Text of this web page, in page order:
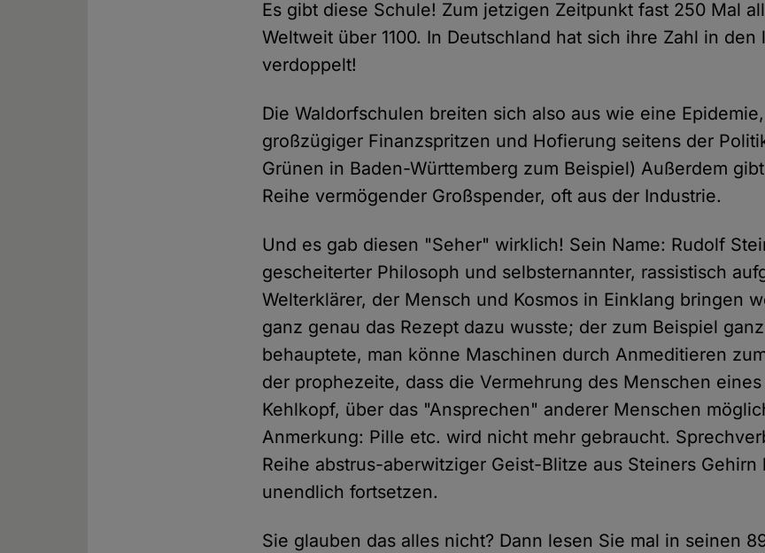
Es gibt diese Schule! Zum jetzigen Zeitpunkt fast 250 Mal
Weltweit über 1100. In Deutschland hat sich ihre Zahl in
verdoppelt!
Die Waldorfschulen breiten sich also aus wie eine
großzügiger Finanzspritzen und Hofierung seitens der
Grünen in Baden-Württemberg zum Beispiel) Außerdem
Reihe vermögender Großspender, oft aus der Industrie.
Und es gab diesen "Seher" wirklich! Sein Name: Rudolf
gescheiterter Philosoph und selbsternannter, rassistisch
Welterklärer, der Mensch und Kosmos in Einklang bringen
ganz genau das Rezept dazu wusste; der zum Beispiel
behauptete, man könne Maschinen durch Anmeditieren
der prophezeite, dass die Vermehrung des Menschen
Kehlkopf, über das "Ansprechen" anderer Menschen
Anmerkung: Pille etc. wird nicht mehr gebraucht.
Reihe abstrus-aberwitziger Geist-Blitze aus Steiners
unendlich fortsetzen.
Sie glauben das alles nicht? Dann lesen Sie mal in seinen